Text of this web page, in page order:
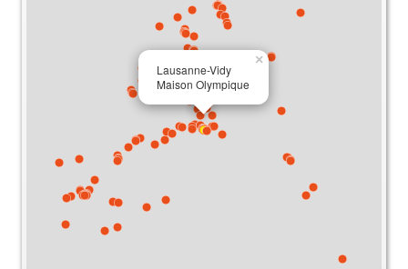
Lausanne-Vidy
Maison Olympique
×